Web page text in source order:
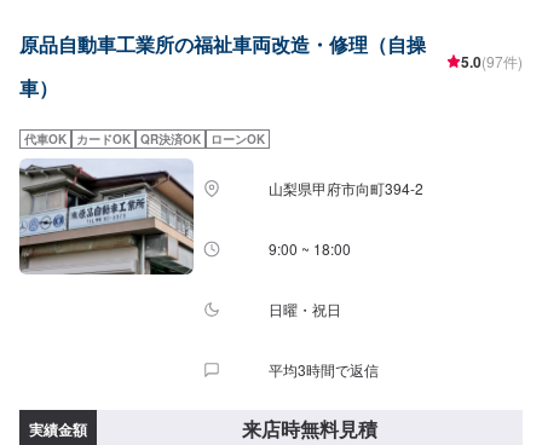
9:00~19:00、土曜日9:00~18:00
原品自動車工業所の福祉車両改造・修理（自操
車）
5.0(97件)
代車OK カードOK QR決済OK ローンOK
山梨県甲府市向町394-2
9:00 ~ 18:00
日曜・祝日
平均3時間で返信
実績金額 来店時無料見積